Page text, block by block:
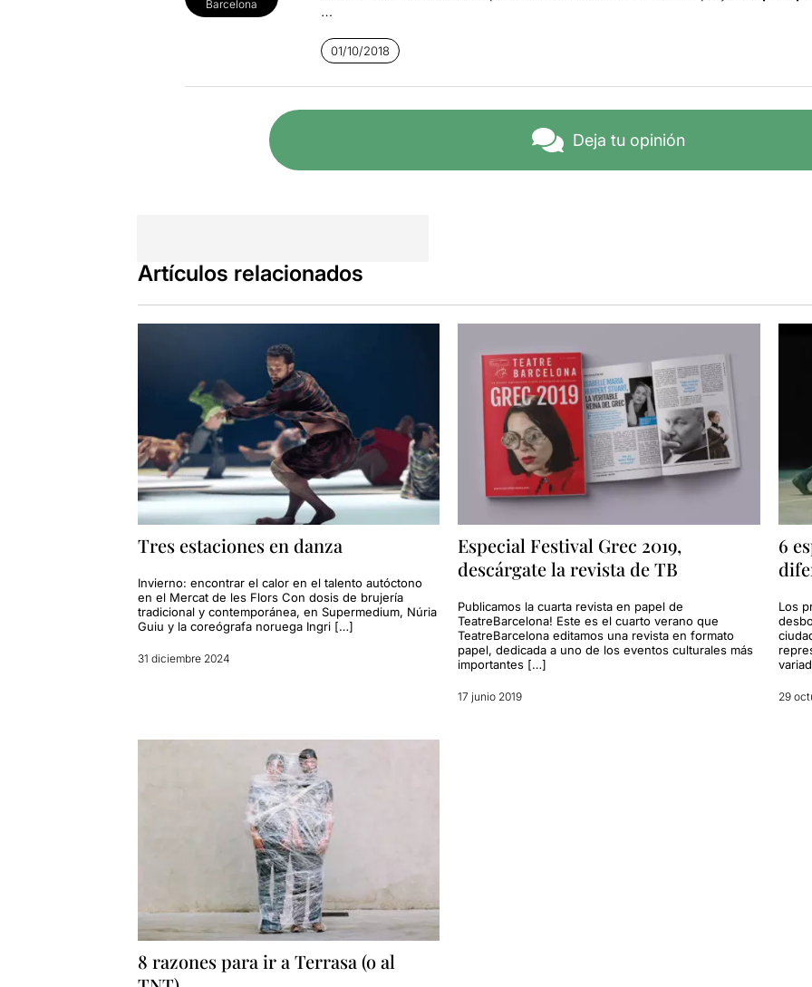
Barcelona
al màxim amb el públic. Ens ha semblat divertit i s'endevina com una de
presentat i creiem que quan es desenvolupi podrà arribar a ser una
aquesta no va ser una de les dues que nosaltres vam escollir.
proposta en Miquel no ha connectat gairebé res, a banda dels primers
un "gos rabiós i emprenyat amb ell mateix", que ens parla tot dient-nos
gosses".
A NATION IS BORN IN ME
carrera escènica; és una exploració de com el plaer de la diversió,el
Una proposta que entenem, pretén provocar reaccions en el públic
d'una obsessió personal per fer alguna cosa que s'ajusti perfectament a
públic.
A través del cos, el text i l'espai genera situacions que el que pretenen
excloure a uns i altres.
Per a ell això és divertit.
"Mi odio y yo no paramos de follar"
Sincerament,
no vaig poder captar la idea de por un volia portar-nos el
a mi l'únic que em van provocar és un absolut
proposta. No dubto pas que darrere de tot plegat hi hagi un treball
En sortir pensava "
Per veure la ressenya original, només cal clicar en aquestENLLAÇ
01/10/2018
Deja tu opinión
Artículos relacionados
Tres estaciones en danza
Invierno: encontrar el calor en el talento autóctono
en el Mercat de les Flors Con dosis de brujería
tradicional y contemporánea, en Supermedium, Núria
Guiu y la coreógrafa noruega Ingri […]
31 diciembre 2024
Especial Festival Grec 2019,
descárgate la revista de TB
Publicamos la cuarta revista en papel de
TeatreBarcelona! Este es el cuarto verano que
TeatreBarcelona editamos una revista en formato
papel, dedicada a uno de los eventos culturales más
importantes […]
17 junio 2019
6
Los
29
8 razones para ir a Terrasa (o al